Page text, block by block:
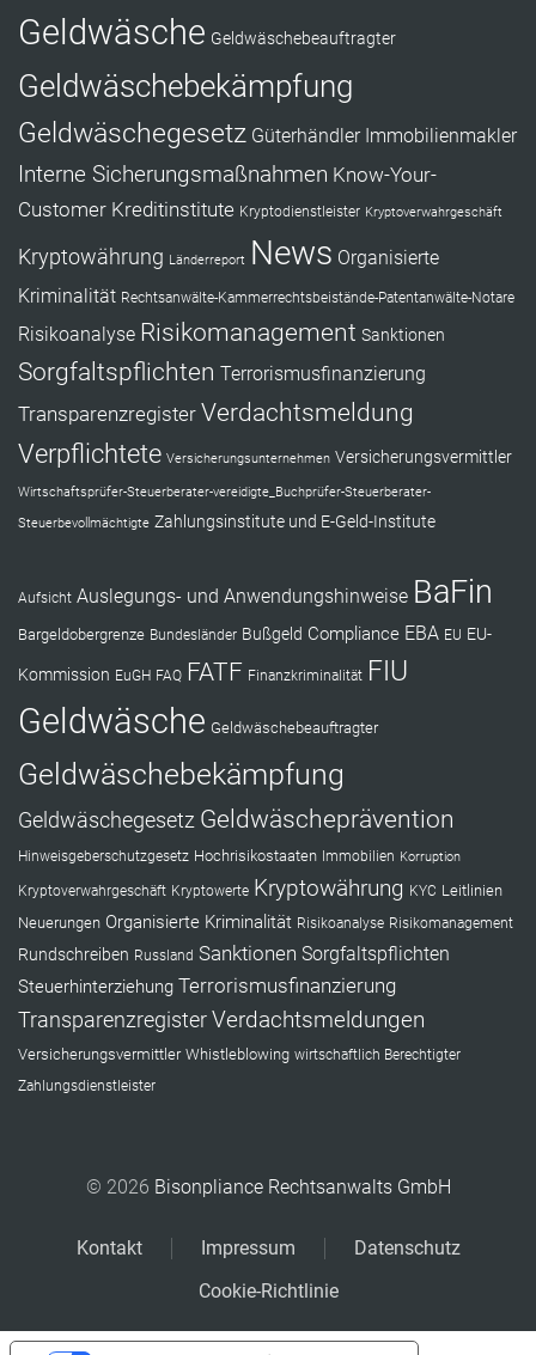
Geldwäsche Geldwäschebeauftragter
Geldwäschebekämpfung
Geldwäschegesetz Güterhändler Immobilienmakler
Interne Sicherungsmaßnahmen Know-Your-
Customer Kreditinstitute Kryptodienstleister Kryptoverwahrgeschäft
Kryptowährung Länderreport News Organisierte
Kriminalität Rechtsanwälte-Kammerrechtsbeistände-Patentanwälte-Notare
Risikoanalyse Risikomanagement Sanktionen
Sorgfaltspflichten Terrorismusfinanzierung
Transparenzregister Verdachtsmeldung
Verpflichtete Versicherungsunternehmen Versicherungsvermittler
Wirtschaftsprüfer-Steuerberater-vereidigte_Buchprüfer-Steuerberater-
Steuerbevollmächtigte Zahlungsinstitute und E-Geld-Institute
Aufsicht Auslegungs- und Anwendungshinweise BaFin
Bargeldobergrenze Bundesländer Bußgeld Compliance EBA EU EU-
Kommission EuGH FAQ FATF Finanzkriminalität FIU
Geldwäsche Geldwäschebeauftragter
Geldwäschebekämpfung
Geldwäschegesetz Geldwäscheprävention
Hinweisgeberschutzgesetz Hochrisikostaaten Immobilien Korruption
Kryptoverwahrgeschäft Kryptowerte Kryptowährung KYC Leitlinien
Neuerungen Organisierte Kriminalität Risikoanalyse Risikomanagement
Rundschreiben Russland Sanktionen Sorgfaltspflichten
Steuerhinterziehung Terrorismusfinanzierung
TransparenzregisterVerdachtsmeldungen
Versicherungsvermittler Whistleblowing wirtschaftlich Berechtigter
Zahlungsdienstleister
© 2026 Bisonpliance Rechtsanwalts GmbH
Kontakt Impressum
Datenschutz
Cookie-Richtlinie